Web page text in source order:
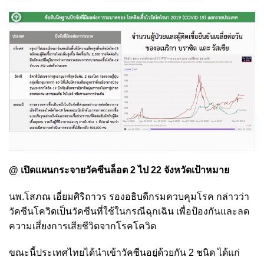
@ เปิดแผนกระจายวัคซีนล็อต 2 ไป 22 จังหวัดเป้าหมาย
นพ.โสภณ เอี่ยมศิริถาวร รองอธิบดีกรมควบคุมโรค กล่าวว่า
วัคซีนโควิดเป็นวัคซีนที่ใช้ในกรณีฉุกเฉิน เพื่อป้องกันและลด
ความเสี่ยงการเสียชีวิตจากโรคโควิด
ขณะนี้ประเทศไทยได้นำเข้าวัคซีนอยู่ด้วยกัน 2 ชนิด ได้แก่